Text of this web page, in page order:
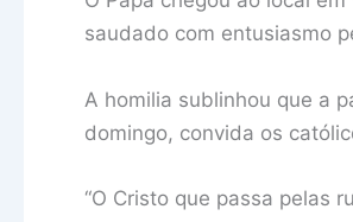
saudado com entusiasmo
A homilia sublinhou que a
domingo, convida os
“O Cristo que passa pelas